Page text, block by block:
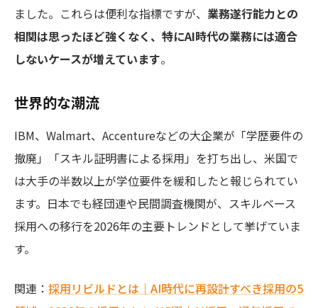
ました。これらは便利な指標ですが、 業務遂行能力との
相関は思ったほど強くなく、特にAI時代の業務には適合
しないケースが増えています。
世界的な潮流
IBM、Walmart、Accentureなどの大企業が「学歴要件の
撤廃」「スキル証明書による採用」を打ち出し、米国で
は大手の半数以上が学位要件を緩和したと報じられてい
ます。日本でも経団連や民間調査機関が、スキルベース
採用への移行を2026年の主要トレンドとして挙げていま
す。
関連： 採用リビルドとは｜AI時代に再設計すべき採用の5